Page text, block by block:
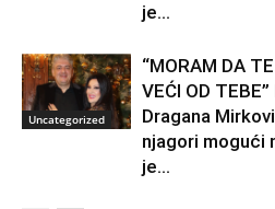
je...
Uncategorized
“MORAM DA
VEĆI OD
Dragana
njagori mogući
je...